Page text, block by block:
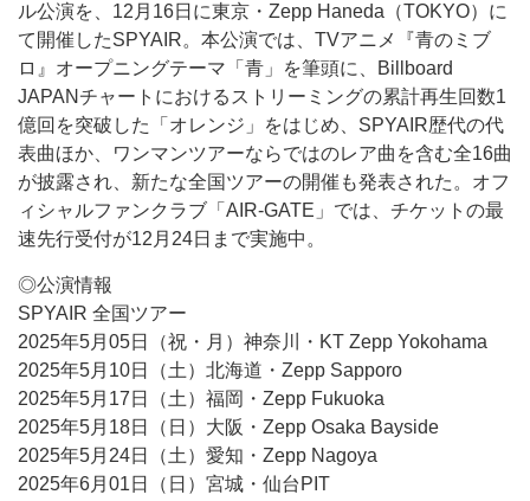
ル公演を、12月16日に東京・Zepp Haneda（TOKYO）に
て開催したSPYAIR。本公演では、TVアニメ『青のミブ
ロ』オープニングテーマ「青」を筆頭に、Billboard
JAPANチャートにおけるストリーミングの累計再生回数1
億回を突破した「オレンジ」をはじめ、SPYAIR歴代の代
表曲ほか、ワンマンツアーならではのレア曲を含む全16曲
が披露され、新たな全国ツアーの開催も発表された。オフ
ィシャルファンクラブ「AIR-GATE」では、チケットの最
速先行受付が12月24日まで実施中。
◎公演情報
SPYAIR 全国ツアー
2025年5月05日（祝・月）神奈川・KT Zepp Yokohama
2025年5月10日（土）北海道・Zepp Sapporo
2025年5月17日（土）福岡・Zepp Fukuoka
2025年5月18日（日）大阪・Zepp Osaka Bayside
2025年5月24日（土）愛知・Zepp Nagoya
2025年6月01日（日）宮城・仙台PIT